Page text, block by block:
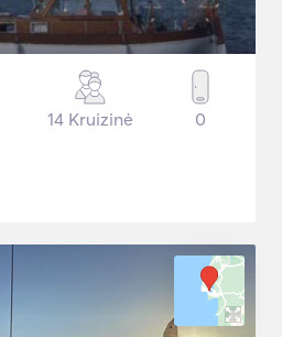
14 Kruizinė 0